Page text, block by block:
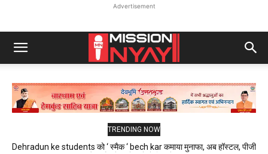
Advertisement
TRENDING NOW
Dehradun ke students को ‘ स्मैक ‘ bech kar कमाया मुनाफा, अब हॉस्टल, पीजी